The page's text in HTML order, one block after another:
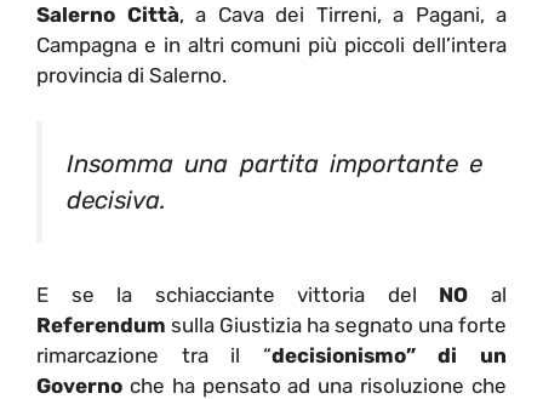
Salerno Città, a Cava dei Tirreni, a Pagani, a
Campagna e in altri comuni più piccoli dell’intera
provincia di Salerno.
Insomma una partita importante e
decisiva.
E se la schiacciante vittoria del NO al
Referendum sulla Giustizia ha segnato una forte
rimarcazione tra il “decisionismo” di un
Governo che ha pensato ad una risoluzione che